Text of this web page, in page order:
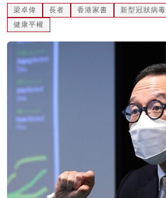
梁卓偉 長者 香港家書 新型冠狀病毒
健康平權